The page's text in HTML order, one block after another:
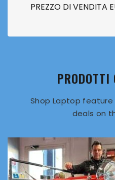
PREZZO DI VENDITA
PRODOTTI
Shop Laptop
deals on